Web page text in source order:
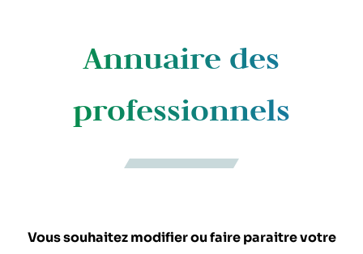
Annuaire des
professionnels
Vous souhaitez modifier ou faire paraitre votre